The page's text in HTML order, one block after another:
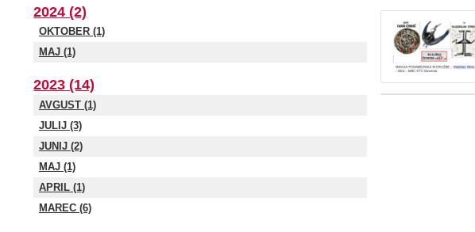
2024 (2)
OKTOBER (1)
MAJ (1)
2023 (14)
AVGUST (1)
JULIJ (3)
JUNIJ (2)
MAJ (1)
APRIL (1)
MAREC (6)